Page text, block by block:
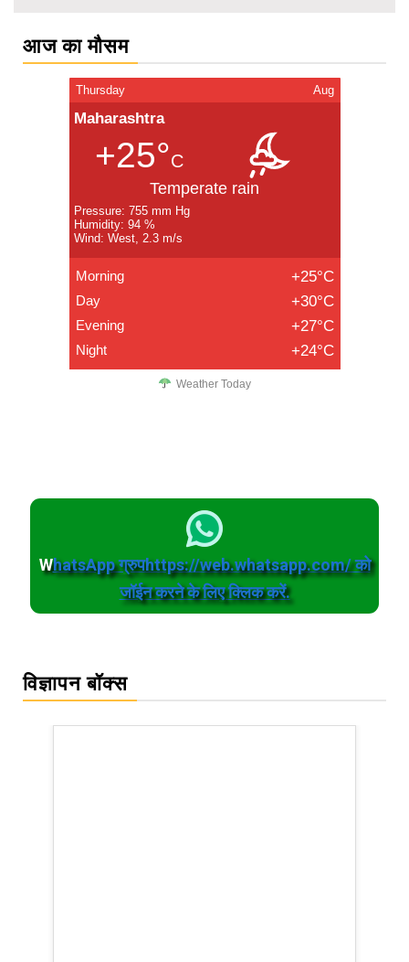
आज का मौसम
Thursday Aug
Maharashtra
+25°C
Temperate rain
Pressure: 755 mm Hg
Humidity: 94 %
Wind: West, 2.3 m/s
Morning +25°C
Day +30°C
Evening +27°C
Night +24°C
Weather Today
WhatsApp ग्रुपhttps://web.whatsapp.com/ को
जॉईन करने के लिए क्लिक करें.
विज्ञापन बॉक्स